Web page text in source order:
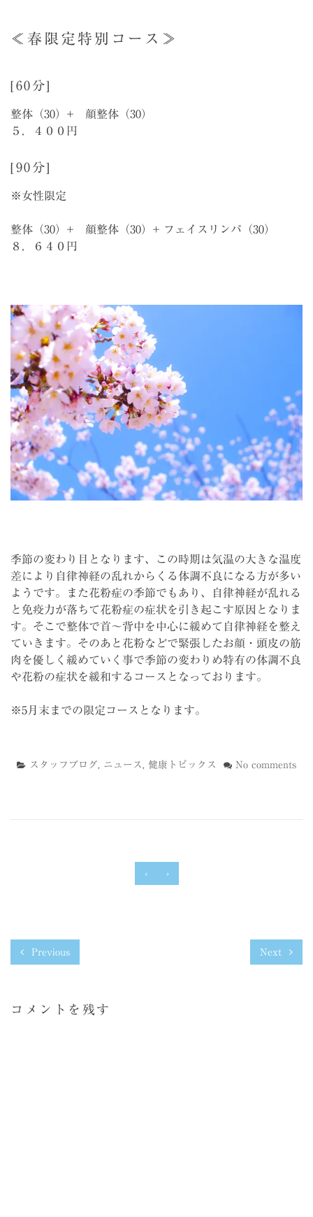
≪春限定特別コース≫
[60分]
整体（30）+ 顔整体（30）
５，４００円
[90分]
※女性限定
整体（30）+ 顔整体（30）+ フェイスリンパ（30）
８，６４０円
季節の変わり目となります、この時期は気温の大きな温度
差により自律神経の乱れからくる体調不良になる方が多い
ようです。また花粉症の季節でもあり、自律神経が乱れる
と免疫力が落ちて花粉症の症状を引き起こす原因となりま
す。そこで整体で首～背中を中心に緩めて自律神経を整え
ていきます。そのあと花粉などで緊張したお顔・頭皮の筋
肉を優しく緩めていく事で季節の変わりめ特有の体調不良
や花粉の症状を緩和するコースとなっております。
※5月末までの限定コースとなります。
スタッフブログ ニュース 健康トピックス No comments
‹ ›
Previous Next
コメントを残す